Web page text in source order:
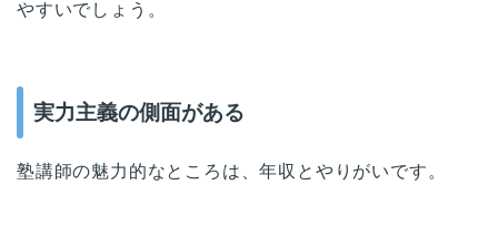
やすいでしょう。
実力主義の側面がある
塾講師の魅力的なところは、年収とやりがいです。